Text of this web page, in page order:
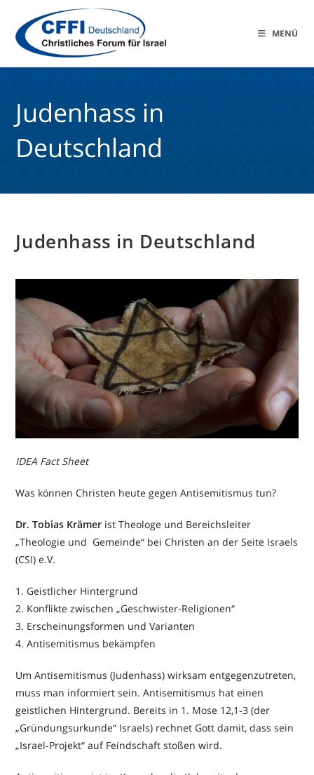
MENÜ
Judenhass in
Deutschland
Judenhass in Deutschland
IDEA Fact Sheet
Was können Christen heute gegen Antisemitismus tun?
Dr. Tobias Krämer ist Theologe und Bereichsleiter
„Theologie und Gemeinde“ bei Christen an der Seite Israels
(CSI) e.V.
1. Geistlicher Hintergrund
2. Konflikte zwischen „Geschwister-Religionen“
3. Erscheinungsformen und Varianten
4. Antisemitismus bekämpfen
Um Antisemitismus (Judenhass) wirksam entgegenzutreten,
muss man informiert sein. Antisemitismus hat einen
geistlichen Hintergrund. Bereits in 1. Mose 12,1-3 (der
„Gründungsurkunde“ Israels) rechnet Gott damit, dass sein
„Israel-Projekt“ auf Feindschaft stoßen wird.